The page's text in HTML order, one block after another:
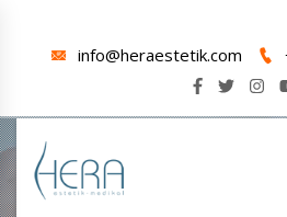
info@heraestetik.com